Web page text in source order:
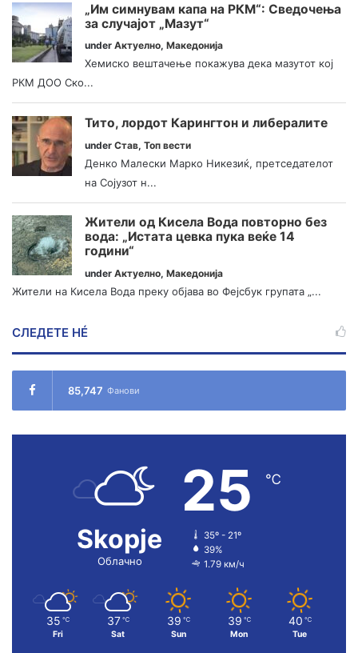
„Им симнувам капа на РКМ“: Сведочења
за случајот „Мазут“
under Актуелно, Македонија
Хемиско вештачење покажува дека мазутот кој
РКМ ДОО Ско...
Тито, лордот Карингтон и либералите
under Став, Топ вести
Денко Малески Марко Никезиќ, претседателот
на Сојузот н...
Жители од Кисела Вода повторно без
вода: „Истата цевка пука веќе 14
години“
under Актуелно, Македонија
Жители на Кисела Вода преку објава во Фејсбук групата „...
СЛЕДЕТЕ НÉ
85,747 Фанови
Skopje
Облачно
25 ℃
35º - 21º
39%
1.79 км/ч
35 ℃
Fri
37 ℃
Sat
39 ℃
Sun
39 ℃
Mon
40 ℃
Tue